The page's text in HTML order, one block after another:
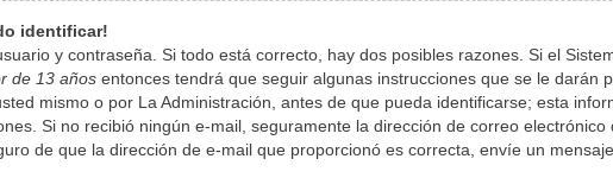
identificar!
y contraseña. Si todo está correcto, hay dos posibles razones. Si el
de 13 años entonces tendrá que seguir algunas instrucciones que se le darán
mismo o por La Administración, antes de que pueda identificarse; esta
Si no recibió ningún e-mail, seguramente la dirección de correo
de que la dirección de e-mail que proporcionó es correcta, envíe un